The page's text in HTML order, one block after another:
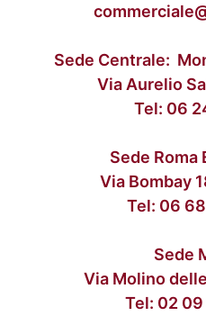
Sede Centrale:
Via Aurelio
Tel: 06
Sede Roma
Via Bombay
Tel: 06
Sede
Via Molino
Tel: 02